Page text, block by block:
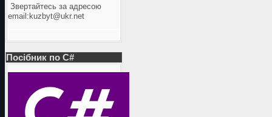
Звертайтесь за адресою
еmail:kuzbyt@ukr.net
Посібник по C#